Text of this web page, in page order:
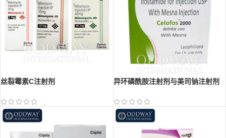
丝裂霉素C注射剂 异环磷酰胺注射剂与美司钠注射剂